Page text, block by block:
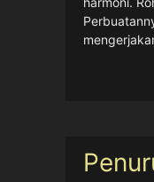
ada
sekutukan